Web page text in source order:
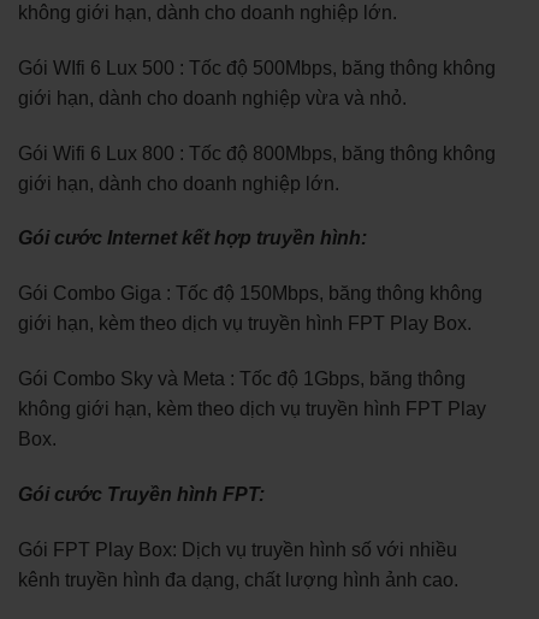
không giới hạn, dành cho doanh nghiệp lớn.
Gói WIfi 6 Lux 500 : Tốc độ 500Mbps, băng thông không
giới hạn, dành cho doanh nghiệp vừa và nhỏ.
Gói Wifi 6 Lux 800 : Tốc độ 800Mbps, băng thông không
giới hạn, dành cho doanh nghiệp lớn.
Gói cước Internet kết hợp truyền hình:
Gói Combo Giga : Tốc độ 150Mbps, băng thông không
giới hạn, kèm theo dịch vụ truyền hình FPT Play Box.
Gói Combo Sky và Meta : Tốc độ 1Gbps, băng thông
không giới hạn, kèm theo dịch vụ truyền hình FPT Play
Box.
Gói cước Truyền hình FPT:
Gói FPT Play Box: Dịch vụ truyền hình số với nhiều
kênh truyền hình đa dạng, chất lượng hình ảnh cao.